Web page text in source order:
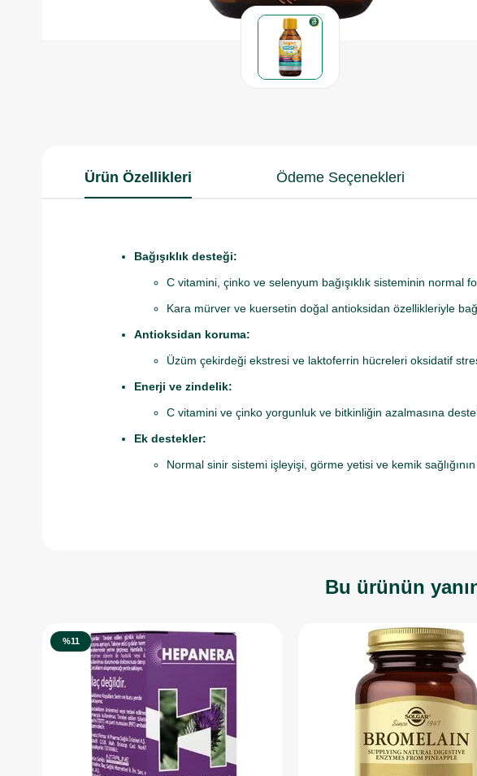
Ürün Özellikleri Ödeme Seçenekleri
Bağışıklık desteği:
C vitamini, çinko ve selenyum bağışıklık sisteminin normal
Kara mürver ve kuersetin doğal antioksidan özellikleriyle
Antioksidan koruma:
Üzüm çekirdeği ekstresi ve laktoferrin hücreleri oksidatif
Enerji ve zindelik:
C vitamini ve çinko yorgunluk ve bitkinliğin azalmasına
Ek destekler:
Normal sinir sistemi işleyişi, görme yetisi ve kemik
Bu ürünün
%11